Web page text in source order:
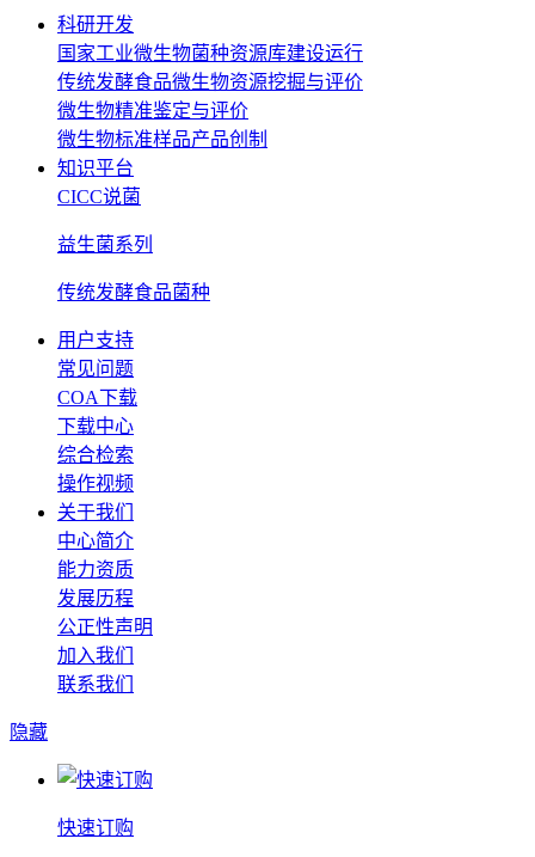
科研开发
国家工业微生物菌种资源库建设运行
传统发酵食品微生物资源挖掘与评价
微生物精准鉴定与评价
微生物标准样品产品创制
知识平台
CICC说菌
益生菌系列
传统发酵食品菌种
用户支持
常见问题
COA下载
下载中心
综合检索
操作视频
关于我们
中心简介
能力资质
发展历程
公正性声明
加入我们
联系我们
隐藏
快速订购